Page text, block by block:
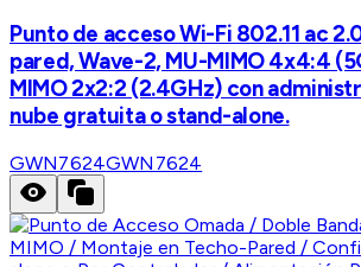
Punto de acceso Wi-Fi 802.11 ac
pared, Wave-2, MU-MIMO 4x4:4
MIMO 2x2:2 (2.4GHz) con
nube gratuita o stand-alone.
GWN7624GWN7624